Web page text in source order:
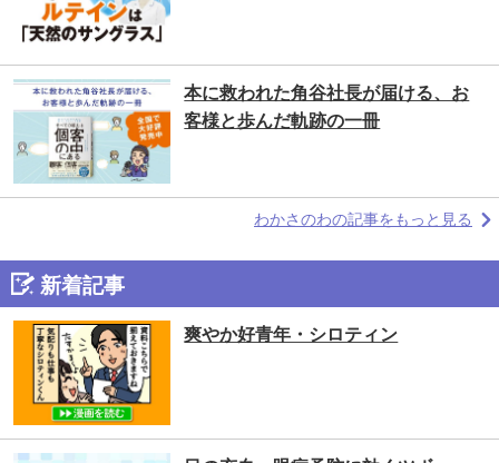
本に救われた⻆谷社長が届ける、お
客様と歩んだ軌跡の一冊
わかさのわの記事をもっと見る
新着記事
爽やか好青年・シロティン